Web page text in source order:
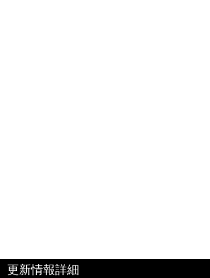
更新情報詳細